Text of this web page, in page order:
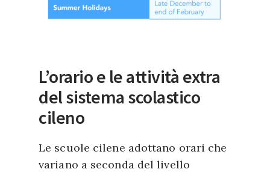
L’orario e le attività extra
del sistema scolastico
cileno
Le scuole cilene adottano orari che
variano a seconda del livello